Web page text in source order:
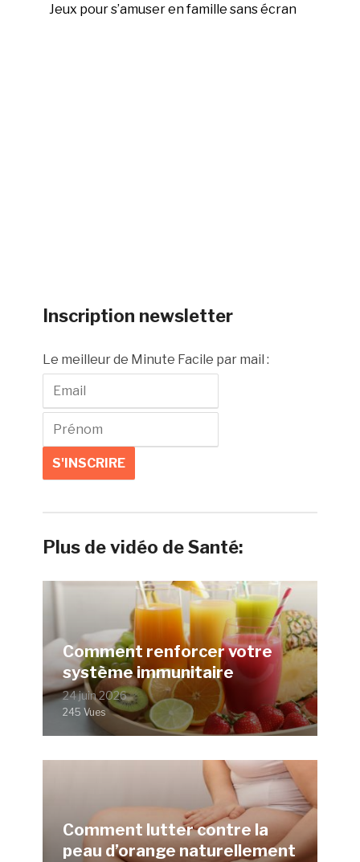
Jeux pour s’amuser en famille sans écran
Inscription newsletter
Le meilleur de Minute Facile par mail :
Plus de vidéo de Santé:
Comment renforcer votre
système immunitaire
24 juin 2026
245 Vues
Comment lutter contre la
peau d’orange naturellement